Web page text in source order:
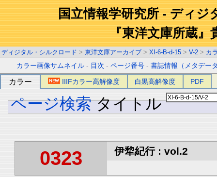
国立情報学研究所 - ディジ
『東洋文庫所蔵』
ディジタル・シルクロード > 東洋文庫アーカイブ > XI-6-B-d-15 > V-2 > カ
カラー画像サムネイル - 目次 -ページ番号 -書誌情報（メタデー
カラー IIIFカラー高解像度 白黒高解像度 PDF
ページ検索 タイトル
0323 伊犂紀行 : vol.2